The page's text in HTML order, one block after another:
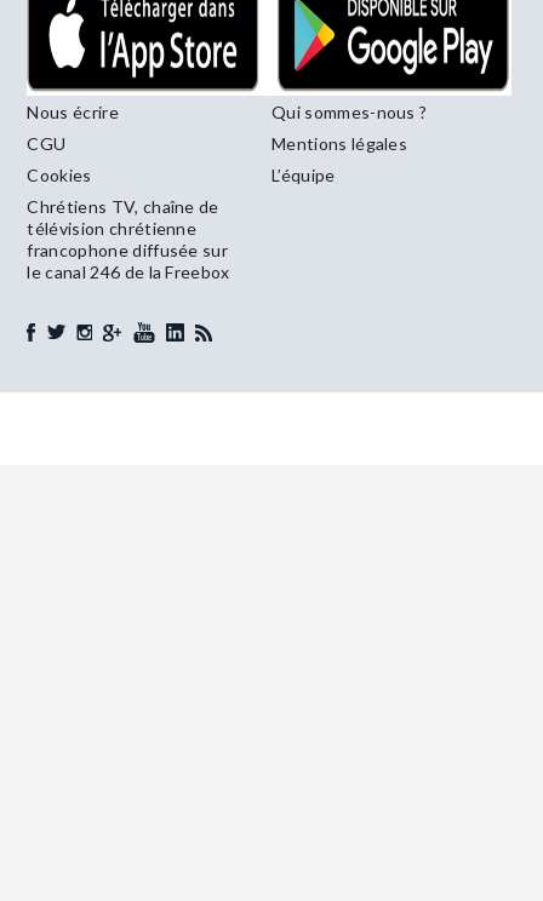
Nous écrire
Qui sommes-nous ?
CGU
Mentions légales
Cookies
L’équipe
Chrétiens TV, chaîne de
télévision chrétienne
francophone diffusée sur
le canal 246 de la Freebox